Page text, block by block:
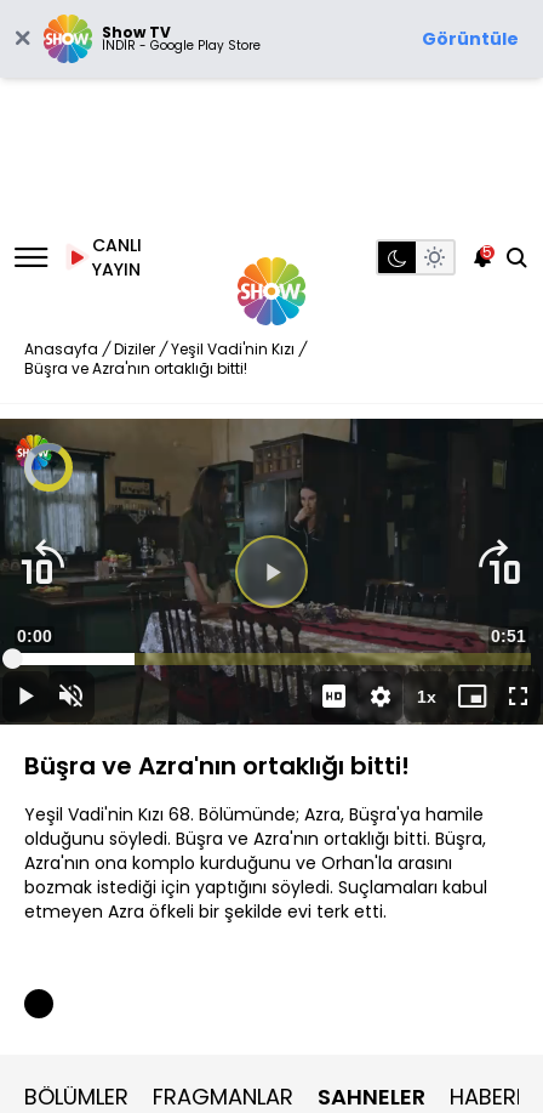
Show TV
İNDİR - Google Play Store Görüntüle
CANLI
YAYIN
5
Anasayfa / Diziler / Yeşil Vadi'nin Kızı /
Büşra ve Azra'nın ortaklığı bitti!
Video
Oynatıcısı
yükleniyor.
Videoyu
Oynat
OynatSesi
Aç
Süre
0:00
Süre
0:51
Yüklendi:
1xOynatma
Hızı
Mini
oynatıcı
Büşra ve Azra'nın ortaklığı bitti!
Yeşil Vadi'nin Kızı 68. Bölümünde; Azra, Büşra'ya hamile
olduğunu söyledi. Büşra ve Azra'nın ortaklığı bitti. Büşra,
Azra'nın ona komplo kurduğunu ve Orhan'la arasını
bozmak istediği için yaptığını söyledi. Suçlamaları kabul
etmeyen Azra öfkeli bir şekilde evi terk etti.
BÖLÜMLER FRAGMANLAR SAHNELER